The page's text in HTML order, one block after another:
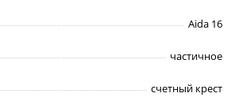
Aida 16
частичное
счетный крест